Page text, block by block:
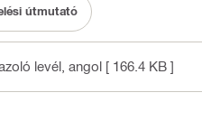
útmutató
levél , angol [ 166.4 KB ]